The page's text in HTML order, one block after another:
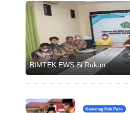
BIMTEK EWS Si Rukun
Kemenag Kab Poso